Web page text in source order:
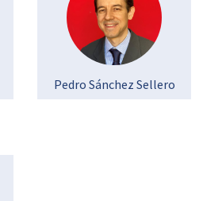
Pedro Sánchez Sellero